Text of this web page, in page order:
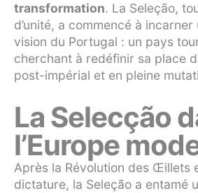
transformation. La Seleção,
d’unité, a commencé à
vision du Portugal : un pays
cherchant à redéfinir sa place
post-impérial et en pleine
La Selecção
l’Europe
Après la Révolution des Œillets
dictature, la Seleção a entamé